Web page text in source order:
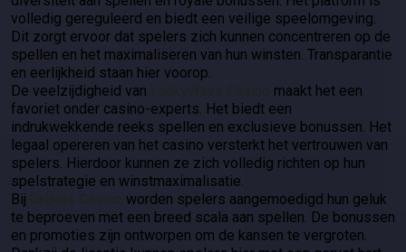
volledig gereguleerd en biedt een veilige speelomgeving.
Dit zorgt ervoor dat spelers zich kunnen concentreren op de
spellen en het maximaliseren van hun winsten. Transparantie
en eerlijkheid staan hier voorop.
De veelzijdigheid van
maakt het een
favoriet onder casino-experts. Het biedt een
indrukwekkende reeks spellen en exclusieve bonussen. Het
legaal opereren van het casino versterkt het vertrouwen van
spelers. Hierdoor kunnen ze zich volledig richten op hun
spelstrategie en winstmaximalisatie.
Bij
worden spelers aangemoedigd hun geluk
te beproeven met een breed scala aan spellen. De bonussen
en promoties zijn ontworpen om de kansen te vergroten.